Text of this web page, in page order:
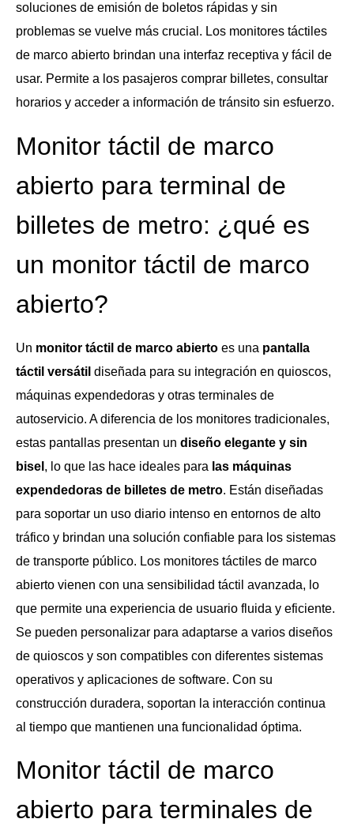
soluciones de emisión de boletos rápidas y sin
problemas se vuelve más crucial. Los monitores táctiles
de marco abierto brindan una interfaz receptiva y fácil de
usar. Permite a los pasajeros comprar billetes, consultar
horarios y acceder a información de tránsito sin esfuerzo.
Monitor táctil de marco
abierto para terminal de
billetes de metro: ¿qué es
un monitor táctil de marco
abierto?
Un monitor táctil de marco abierto es una pantalla
táctil versátil diseñada para su integración en quioscos,
máquinas expendedoras y otras terminales de
autoservicio. A diferencia de los monitores tradicionales,
estas pantallas presentan un diseño elegante y sin
bisel , lo que las hace ideales para las máquinas
expendedoras de billetes de metro. Están diseñadas
para soportar un uso diario intenso en entornos de alto
tráfico y brindan una solución confiable para los sistemas
de transporte público. Los monitores táctiles de marco
abierto vienen con una sensibilidad táctil avanzada, lo
que permite una experiencia de usuario fluida y eficiente.
Se pueden personalizar para adaptarse a varios diseños
de quioscos y son compatibles con diferentes sistemas
operativos y aplicaciones de software. Con su
construcción duradera, soportan la interacción continua
al tiempo que mantienen una funcionalidad óptima.
Monitor táctil de marco
abierto para terminales de